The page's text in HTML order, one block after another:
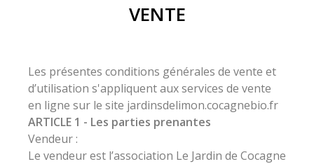
VENTE
Les présentes conditions générales de vente et
d’utilisation s'appliquent aux services de vente
en ligne sur le site jardinsdelimon.cocagnebio.fr
ARTICLE 1 - Les parties prenantes
Vendeur :
Le vendeur est l’association Le Jardin de Cocagne